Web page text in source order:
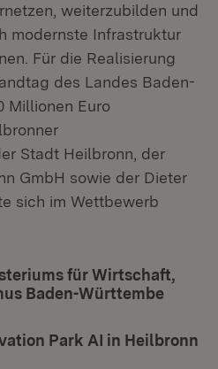
weiterzubilden und
modernste Infrastruktur
Für die Realisierung
des Landes Baden-
Millionen Euro
Stadt Heilbronn, der
GmbH sowie der Dieter
sich im Wettbewerb
für Wirtschaft,
Baden-Württembe
Park AI in Heilbronn